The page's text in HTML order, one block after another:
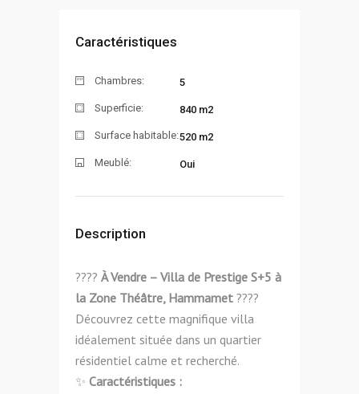
Caractéristiques
Chambres: 5
Superficie: 840 m2
Surface habitable:520 m2
Meublé: Oui
Description
???? À Vendre – Villa de Prestige S+5 à
la Zone Théâtre, Hammamet ????
Découvrez cette magnifique villa
idéalement située dans un quartier
résidentiel calme et recherché.
✨ Caractéristiques :